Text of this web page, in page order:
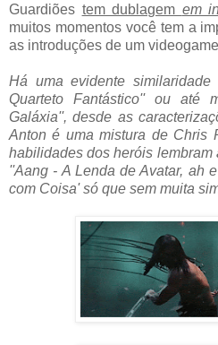
Guardiões tem dublagem em
muitos momentos você tem a
as introduções de um
Há uma evidente
Quarteto Fantástico'' ou até
Galáxia'',desde as
Anton é uma mistura de Chris
habilidades dos heróis lembram
''Aang - A Lenda de Avatar, ah
com Coisa' só que sem muita